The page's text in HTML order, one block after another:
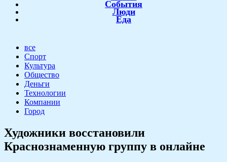
События
Люди
Еда
все
Спорт
Культура
Общество
Деньги
Технологии
Компании
Город
Художники восстановили
Краснознаменную группу в онлайне